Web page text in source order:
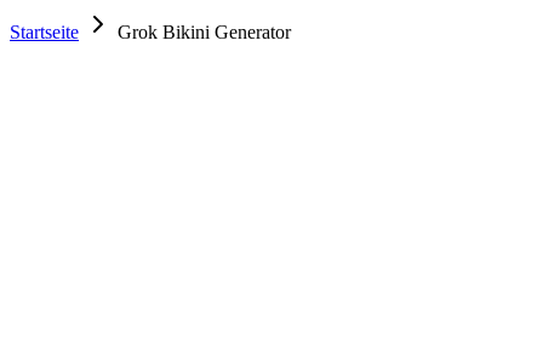
Startseite Grok Bikini Generator